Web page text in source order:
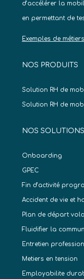
d’accélérer la
en permettant de
Exemples de
NOS PRODUITS
Solution RH de
Solution RH de
NOS SOLUTIONS
Onboarding
GPEC
Fin d’activité
Accident de vie et
Plan de départ
Fluidifier la
Entretien
Metiers en tension
Employabilite